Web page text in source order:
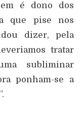
é dono dos
que pise nos
dizer, pela
tratar
subliminar
ponham-se a